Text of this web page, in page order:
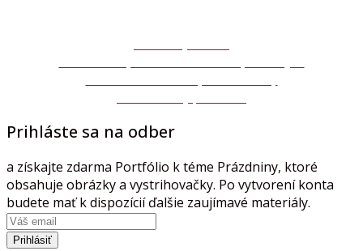
Prihláste sa na odber
a získajte zdarma Portfólio k téme Prázdniny, ktoré
obsahuje obrázky a vystrihovačky. Po vytvorení konta
budete mať k dispozícií ďalšie zaujímavé materiály.